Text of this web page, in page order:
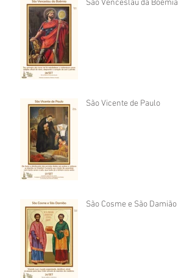
São Venceslau da Boêmia
São Vicente de Paulo
São Cosme e São Damião